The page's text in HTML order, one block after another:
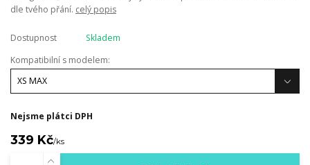
dle tvého přání. celý popis
Dostupnost
Skladem
Kompatibilní s modelem:
Nejsme plátci DPH
339 Kč/ks